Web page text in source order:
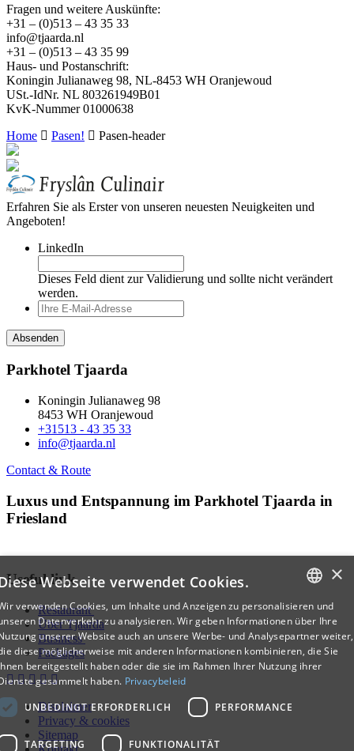
Fragen und weitere Auskünfte:
+31 – (0)513 – 43 35 33
info@tjaarda.nl
+31 – (0)513 – 43 35 99
Haus- und Postanschrift:
Koningin Julianaweg 98, NL-8453 WH Oranjewoud
USt.-IdNr. NL 803261949B01
KvK-Nummer 01000638
Home
Pasen! Pasen-header
Erfahren Sie als Erster von unseren neuesten Neuigkeiten und
Angeboten!
LinkedIn
Dieses Feld dient zur Validierung und sollte nicht verändert
werden.
Parkhotel Tjaarda
Koningin Julianaweg 98
8453 WH Oranjewoud
+31513 - 43 35 33
info@tjaarda.nl
Contact & Route
Luxus und Entspannung im Parkhotel Tjaarda in
Friesland
Useful link
Restaurant
Über Tjaarda
Business
Packages
Disclaimer
Privacy & cookies
Sitemap
DUTCH
ENGLISH
GERMAN
×
Webseite verwendet Cookies.
verwenden Cookies, um Inhalte und Anzeigen zu personalisieren und
Datenverkehr zu analysieren. Wir geben Informationen über Ihre
unserer Website auch an unsere Werbe- und Analysepartner weiter,
diese möglicherweise mit anderen Informationen kombinieren, die Sie
bereitgestellt haben oder die sie im Rahmen Ihrer Nutzung ihrer
gesammelt haben. Privacybeleid
UNBEDINGT ERFORDERLICH
PERFORMANCE
TARGETING FUNKTIONALITÄT